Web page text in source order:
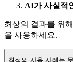
AI가 사실적
최상의 결과를 위
을 사용하세요.
최적의 사용 사례는